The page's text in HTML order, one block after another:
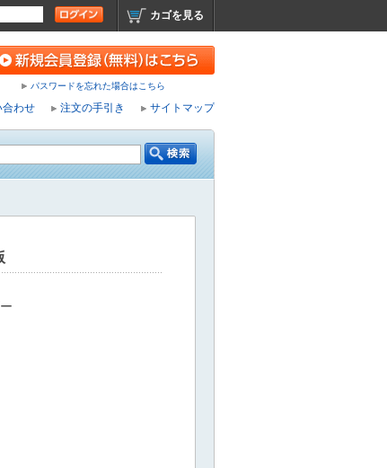
カゴを見る
パスワードを忘れた場合はこちら
合わせ 注文の手引き サイトマップ